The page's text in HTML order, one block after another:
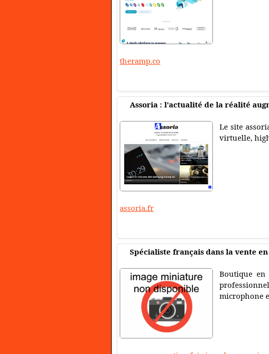
theramp.co
Assoria : l'actualité de la réalité
Le site
virtuelle,
assoria.fr
Spécialiste français dans la vente
Boutique
microphone